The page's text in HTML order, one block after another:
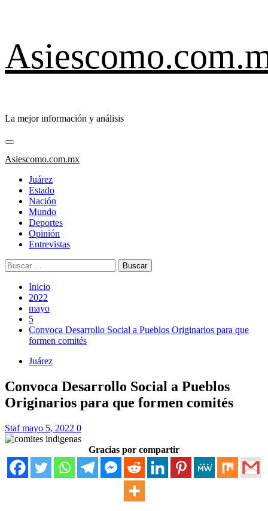
contenido
La mejor información y análisis
Menú
primario
Asiescomo.com.mx
Juárez
Estado
Nación
Mundo
Deportes
Opinión
Entrevistas
Buscar:
Inicio
2022
mayo
5
Convoca Desarrollo Social a Pueblos Originarios para que
formen comités
Juárez
Convoca Desarrollo Social a Pueblos
Originarios para que formen comités
Stafmayo 5, 2022 0
Gracias por compartir